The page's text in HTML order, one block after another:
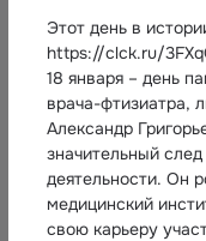
Этот день в
https://clck.ru/
18 января – день
врача-фтизиатра,
Александр
значительный
деятельности. Он
медицинский
свою карьеру